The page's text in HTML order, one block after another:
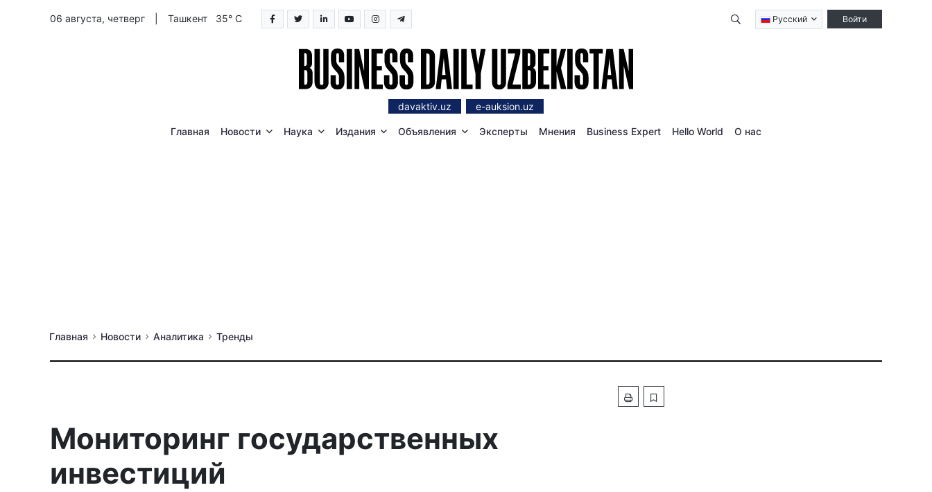
06 августа, четверг Ташкент 35° C Qidirish Русский Войти
davaktiv.uz e-auksion.uz
Главная Новости Наука Издания Объявления Эксперты Мнения Business Expert Hello World О нас
Главная Новости Аналитика Тренды
Мониторинг государственных
инвестиций